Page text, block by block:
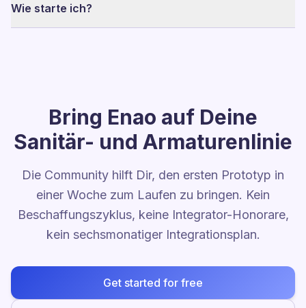
Wie starte ich?
Bring Enao auf Deine
Sanitär- und Armaturenlinie
Die Community hilft Dir, den ersten Prototyp in
einer Woche zum Laufen zu bringen. Kein
Beschaffungszyklus, keine Integrator-Honorare,
kein sechsmonatiger Integrationsplan.
Get started for free